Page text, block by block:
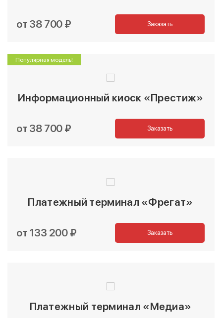
от 38 700 ₽ Заказать
Популярная модель!
Информационный киоск «Престиж»
от 38 700 ₽ Заказать
Платежный терминал «Фрегат»
от 133 200 ₽ Заказать
Платежный терминал «Медиа»